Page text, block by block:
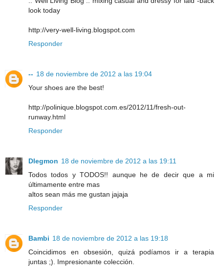
look today
http://very-well-living.blogspot.com
Responder
-- 18 de noviembre de 2012 a las 19:04
Your shoes are the best!
http://polinique.blogspot.com.es/2012/11/fresh-out-
runway.html
Responder
Dlegmon 18 de noviembre de 2012 a las 19:11
Todos todos y TODOS!! aunque he de decir que a mi
últimamente entre mas
altos sean más me gustan jajaja
Responder
Bambi 18 de noviembre de 2012 a las 19:18
Coincidimos en obsesión, quizá podíamos ir a terapia
juntas ;). Impresionante colección.